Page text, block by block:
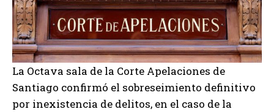
La Octava sala de la Corte Apelaciones de
Santiago confirmó el sobreseimiento definitivo
por inexistencia de delitos, en el caso de la